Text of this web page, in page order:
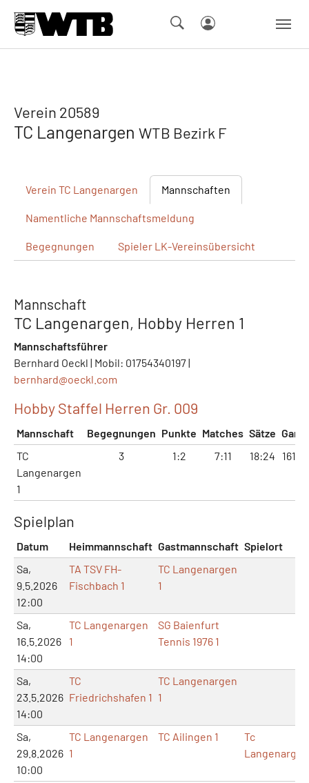
Verein 20589
TC Langenargen WTB Bezirk F
Verein TC Langenargen Mannschaften
Namentliche Mannschaftsmeldung
Begegnungen Spieler LK-Vereinsübersicht
Mannschaft
TC Langenargen, Hobby Herren 1
Mannschaftsführer
Bernhard Oeckl | Mobil: 01754340197 |
bernhard@oeckl.com
Hobby Staffel Herren Gr. 009
Mannschaft Begegnungen Punkte Matches Sätze
TC
Langenargen
1
3 1:2 7:11 18:24
Spielplan
Datum Heimmannschaft Gastmannschaft Spielort
Sa,
9.5.2026
12:00
TA TSV FH-
Fischbach 1
TC Langenargen
1
Sa,
16.5.2026
14:00
TC Langenargen
1
SG Baienfurt
Tennis 1976 1
Sa,
23.5.2026
14:00
TC
Friedrichshafen 1
TC Langenargen
1
Sa,
29.8.2026
10:00
TC Langenargen
1
TC Ailingen 1
Tc
Langenargen